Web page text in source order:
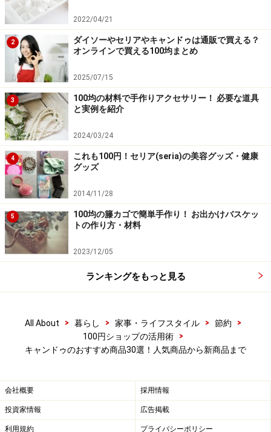
冷凍から電子レンジまで蓋付きで使える、キャンドゥの食品
保存容器
電子レンジ加熱のときは、蓋を外さなければならない食
品保存容器が多いですよね。キャンドゥのこちらの商品
は、電子レンジ加熱の前に蓋についているスライダーを
開けることで、蓋もそのまま使うことができます。
サイズもいろいろあるので、ご飯一膳の冷凍からおかず
の冷凍などにも対応可能です。
■キャンドゥおすすめ商品3：レシピがついているドレッ
シングボトル
レシピがついているキャンドゥのドレッシングボトル
目盛りの分量通りに調味料を入れれば、イタリアンドレ
ボトル。完成したドレッシングをそのまま入れて食卓に
出すこともできます。
上からでも目盛りが見やすいキャンドゥ計量カップ
2022/04/21
2
ダイソーやセリアやキャンドゥは通販で買える？
オンラインで買える100均まとめ
2025/07/15
3
100均の材料で手作りアクセサリー！ 必要な道具
と実例を紹介
2024/03/24
4
これも100円！セリア(seria)の美容グッズ・健康
グッズ
2014/11/28
5
100均の籐カゴで簡単手作り！ お出かけバスケッ
トの作り方・材料
2023/12/05
ランキングをもっと見る
All About > 暮らし > 家事・ライフスタイル > 節約
>
100円ショップの活用術
>
キャンドゥのおすすめ商品30選！人気商品から新商品まで
会社概要 採用情報
投資家情報 広告掲載
利用規約 プライバシーポリシー